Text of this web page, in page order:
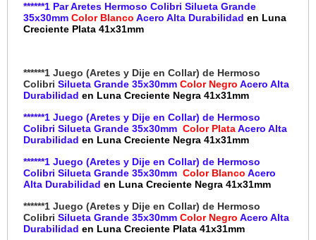
******1 Par Aretes Hermoso Colibri Silueta Grande
35x30mmColor BlancoAcero Alta Durabilidaden Luna
Creciente Plata 41x31mm
******1 Juego (Aretes y Dije en Collar) de Hermoso
ColibriSilueta Grande 35x30mmColor Negro Acero Alta
Durabilidaden Luna Creciente Negra 41x31mm
******1 Juego (Aretes y Dije en Collar) de Hermoso
Colibri Silueta Grande 35x30mm Color PlataAcero Alta
Durabilidaden Luna Creciente Negra 41x31mm
******1 Juego (Aretes y Dije en Collar) de Hermoso
Colibri Silueta Grande 35x30mmColor BlancoAcero
Alta Durabilidaden Luna Creciente Negra 41x31mm
******1 Juego (Aretes y Dije en Collar) de Hermoso
ColibriSilueta Grande 35x30mmColor Negro Acero Alta
Durabilidaden Luna Creciente Plata 41x31mm